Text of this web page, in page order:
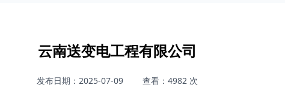
云南送变电工程有限公司
发布日期：2025-07-09 查看：4982 次